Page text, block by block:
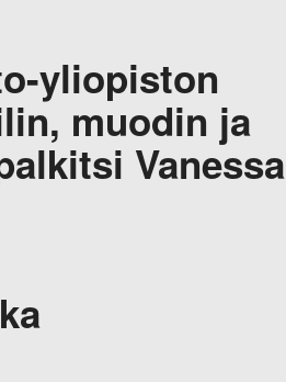
yliopiston
muodin ja
Vanessa